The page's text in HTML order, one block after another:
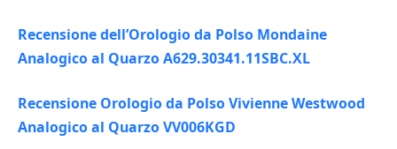
Recensione dell’Orologio da Polso Mondaine
Analogico al Quarzo A629.30341.11SBC.XL
Recensione Orologio da Polso Vivienne Westwood
Analogico al Quarzo VV006KGD